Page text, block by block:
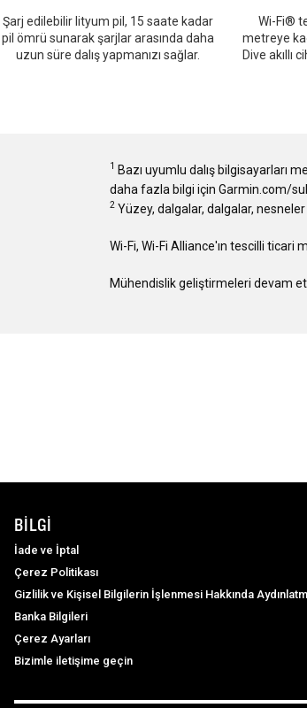
Şarj edilebilir lityum pil, 15 saate kadar
pil ömrü sunarak şarjlar arasında daha
uzun süre dalış yapmanızı sağlar.
Wi-Fi®
metreye
Dive akıllı
1 Bazı uyumlu dalış bilgisayarları
daha fazla bilgi için Garmin.com/
2 Yüzey, dalgalar, dalgalar,
Wi-Fi, Wi-Fi Alliance'ın tescilli ticari
Mühendislik geliştirmeleri devam
BILGI
İade ve İptal
Çerez Politikası
Gizlilik ve Kişisel Bilgilerin İşlenmesi Hakkında
Banka Bilgileri
Çerez Ayarları
Bizimle iletişime geçin